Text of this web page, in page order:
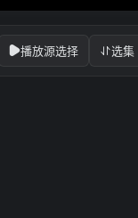
播放源选择 选集